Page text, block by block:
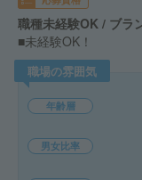
職種未経験OK / ブラ
■未経験OK！
職場の雰囲気
年齢層
男女比率